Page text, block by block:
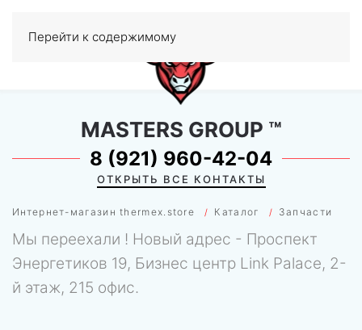
Перейти к содержимому
0
Интернет-магазин thermex.store Каталог Запчасти
MASTERS GROUP ™
8 (921) 960-42-04
ОТКРЫТЬ ВСЕ КОНТАКТЫ
Мы переехали ! Новый адрес - Проспект
Энергетиков 19, Бизнес центр Link Palace, 2-
й этаж, 215 офис.